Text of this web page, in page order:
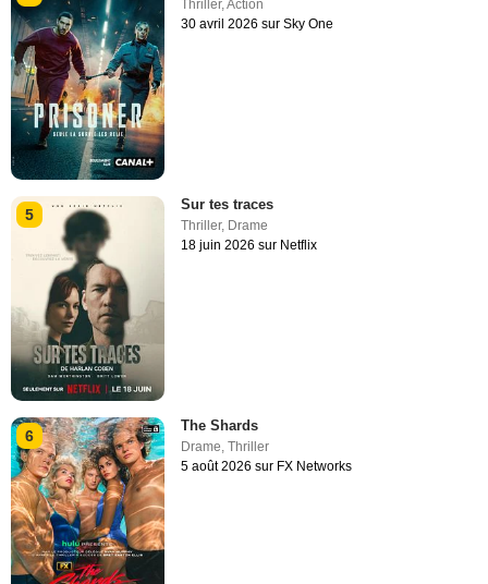
Thriller,Action
30 avril 2026 sur Sky One
5
Sur tes traces
Thriller, Drame
18 juin 2026 sur Netflix
6
The Shards
Drame,Thriller
5 août 2026 sur FX Networks